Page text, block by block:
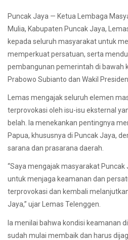
Puncak Jaya — Ketua Lembaga
Mulia, Kabupaten Puncak Jaya,
kepada seluruh masyarakat untuk
memperkuat persatuan, serta
pembangunan pemerintah di bawah
Prabowo Subianto dan Wakil
Lemas mengajak seluruh elemen
terprovokasi oleh isu-isu eksternal
belah. Ia menekankan pentingnya
Papua, khususnya di Puncak Jaya,
sarana dan prasarana daerah.
“Saya mengajak masyarakat
untuk menjaga keamanan dan
terprovokasi dan kembali
Jaya,” ujar Lemas Telenggen.
Ia menilai bahwa kondisi keamanan
sudah mulai membaik dan harus